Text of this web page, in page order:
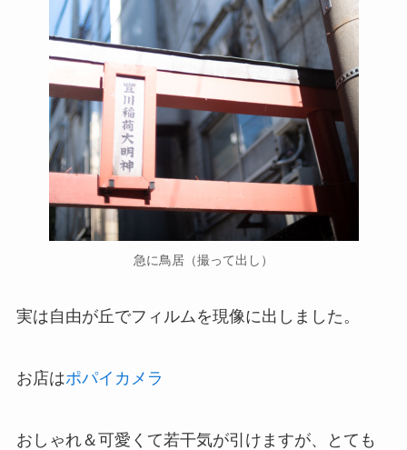
急に鳥居（撮って出し）
実は自由が丘でフィルムを現像に出しました。
お店はポパイカメラ
おしゃれ＆可愛くて若干気が引けますが、とても